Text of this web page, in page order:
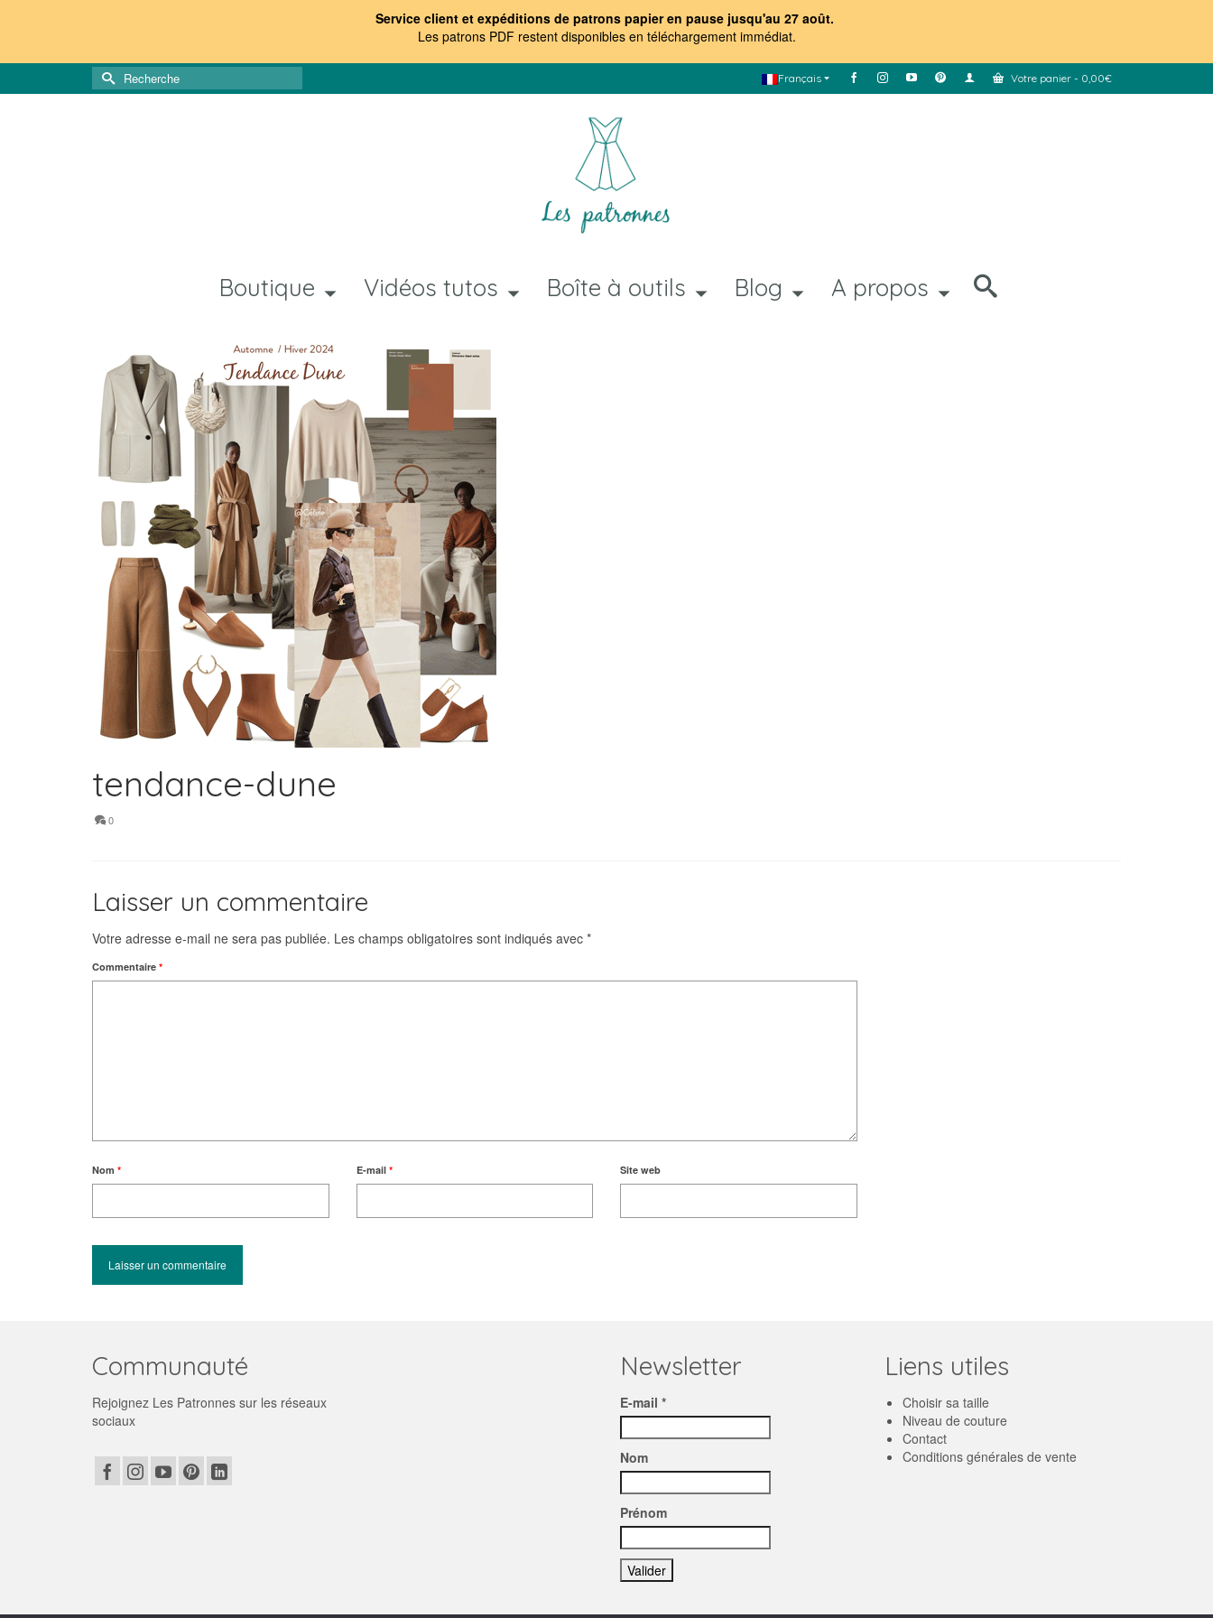
Service client et expéditions de patrons papier en pause jusqu'au 27 août.
Les patrons PDF restent disponibles en téléchargement immédiat.
Français Votre panier - 0,00€
Rechercher :
Boutique Vidéos tutos Boîte à outils Blog A propos
tendance-dune
0
Laisser un commentaire
Votre adresse e-mail ne sera pas publiée. Les champs obligatoires sont indiqués avec *
Commentaire *
Nom * E-mail * Site web
Communauté
Rejoignez Les Patronnes sur les réseaux
sociaux
Newsletter
E-mail *
Nom
Prénom
Liens utiles
Choisir sa taille
Niveau de couture
Contact
Conditions générales de vente